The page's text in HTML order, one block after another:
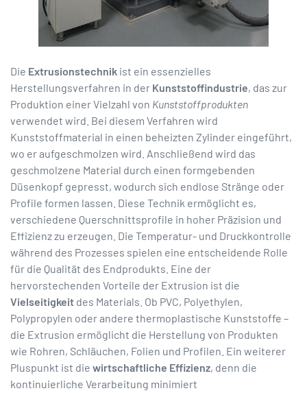
Die Extrusionstechnik ist ein essenzielles
Herstellungsverfahren in der Kunststoffindustrie, das zur
Produktion einer Vielzahl von Kunststoffprodukten
verwendet wird. Bei diesem Verfahren wird
Kunststoffmaterial in einen beheizten Zylinder eingeführt,
wo er aufgeschmolzen wird. Anschließend wird das
geschmolzene Material durch einen formgebenden
Düsenkopf gepresst, wodurch sich endlose Stränge oder
Profile formen lassen. Diese Technik ermöglicht es,
verschiedene Querschnittsprofile in hoher Präzision und
Effizienz zu erzeugen. Die Temperatur- und Druckkontrolle
während des Prozesses spielen eine entscheidende Rolle
für die Qualität des Endprodukts. Eine der
hervorstechenden Vorteile der Extrusion ist die
Vielseitigkeit des Materials. Ob PVC, Polyethylen,
Polypropylen oder andere thermoplastische Kunststoffe –
die Extrusion ermöglicht die Herstellung von Produkten
wie Rohren, Schläuchen, Folien und Profilen. Ein weiterer
Pluspunkt ist die wirtschaftliche Effizienz, denn die
kontinuierliche Verarbeitung minimiert